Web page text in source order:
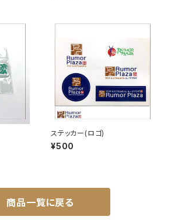
ステッカー(ロゴ)
¥500
商品一覧に戻る